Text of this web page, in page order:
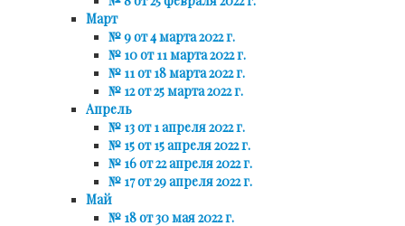
Март
№ 9 от 4 марта 2022 г.
№ 10 от 11 марта 2022 г.
№ 11 от 18 марта 2022 г.
№ 12 от 25 марта 2022 г.
Апрель
№ 13 от 1 апреля 2022 г.
№ 15 от 15 апреля 2022 г.
№ 16 от 22 апреля 2022 г.
№ 17 от 29 апреля 2022 г.
Май
№ 18 от 30 мая 2022 г.